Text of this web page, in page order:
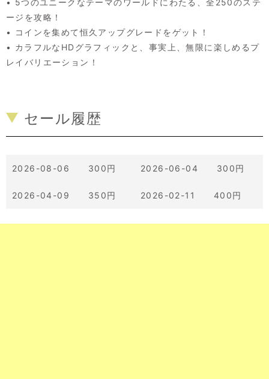
• 5つのユニークなテーマのワールドにわたる、全250のステ
ージを攻略！
• コインを集めて恒久アップグレードをゲット！
• カラフルなHDグラフィックと、事実上、無限に楽しめるプ
レイバリエーション！
セール履歴
2026-08-06 300円 2026-06-04 300円
2026-04-09 350円 2026-02-11 400円